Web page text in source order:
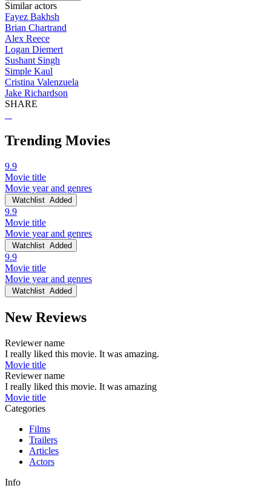
Similar actors
Fayez Bakhsh
Brian Chartrand
Alex Reece
Logan Diemert
Sushant Singh
Simple Kaul
Cristina Valenzuela
Jake Richardson
SHARE
Trending Movies
9.9
Movie title
Movie year and genres
Watchlist Added
9.9
Movie title
Movie year and genres
Watchlist Added
9.9
Movie title
Movie year and genres
Watchlist Added
New Reviews
Reviewer name
I really liked this movie. It was amazing.
Movie title
Reviewer name
I really liked this movie. It was amazing
Movie title
Categories
Films
Trailers
Articles
Actors
Info